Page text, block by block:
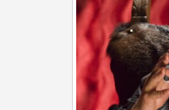
La burbuja de los